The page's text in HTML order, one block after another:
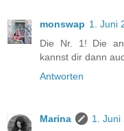
monswap 1. Juni
Die Nr. 1! Die
kannst dir dann
Antworten
Marina
1. Juni